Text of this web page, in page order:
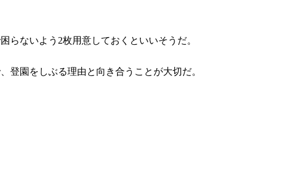
らないよう2枚用意しておくといいそうだ。
登園をしぶる理由と向き合うことが大切だ。